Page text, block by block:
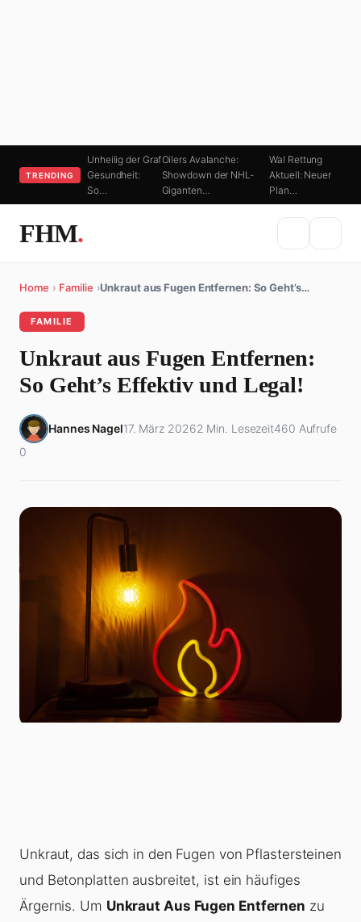
TRENDING
Unheilig der Graf
Gesundheit:
So…
Oilers Avalanche:
Showdown der NHL-
Giganten…
Wal Rettung
Aktuell: Neuer
Plan…
FHM.
Home › Familie ›Unkraut aus Fugen Entfernen: So Geht’s…
FAMILIE
Unkraut aus Fugen Entfernen:
So Geht’s Effektiv und Legal!
Hannes Nagel17. März 20262 Min. Lesezeit460 Aufrufe
0
Unkraut, das sich in den Fugen von Pflastersteinen
und Betonplatten ausbreitet, ist ein häufiges
Ärgernis. Um Unkraut Aus Fugen Entfernen zu